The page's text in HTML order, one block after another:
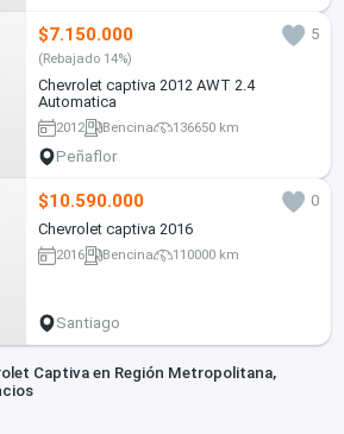
$7.150.000 5
(Rebajado 14%)
Chevrolet captiva 2012 AWT 2.4
Automatica
2012 Bencina 136650 km
Peñaflor
$10.590.000
0
Chevrolet captiva 2016
2016 Bencina 110000 km
Santiago
Captiva en Región Metropolitana,